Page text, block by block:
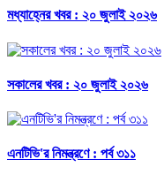
মধ্যাহ্নের খবর : ২০ জুলাই ২০২৬
সকালের খবর : ২০ জুলাই ২০২৬
এনটিভি'র নিমন্ত্রণে : পর্ব ৩১১